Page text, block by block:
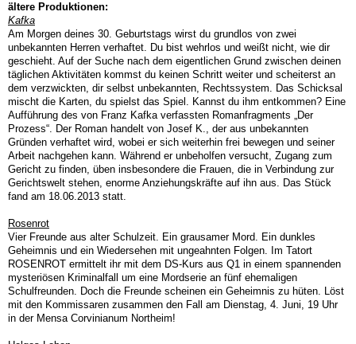
ältere Produktionen:
Kafka
Am Morgen deines 30. Geburtstags wirst du grundlos von zwei
unbekannten Herren verhaftet. Du bist wehrlos und weißt nicht, wie dir
geschieht. Auf der Suche nach dem eigentlichen Grund zwischen deinen
täglichen Aktivitäten kommst du keinen Schritt weiter und scheiterst an
dem verzwickten, dir selbst unbekannten, Rechtssystem. Das Schicksal
mischt die Karten, du spielst das Spiel. Kannst du ihm entkommen? Eine
Aufführung des von Franz Kafka verfassten Romanfragments „Der
Prozess“. Der Roman handelt von Josef K., der aus unbekannten
Gründen verhaftet wird, wobei er sich weiterhin frei bewegen und seiner
Arbeit nachgehen kann. Während er unbeholfen versucht, Zugang zum
Gericht zu finden, üben insbesondere die Frauen, die in Verbindung zur
Gerichtswelt stehen, enorme Anziehungskräfte auf ihn aus. Das Stück
fand am 18.06.2013 statt.
Rosenrot
Vier Freunde aus alter Schulzeit. Ein grausamer Mord. Ein dunkles
Geheimnis und ein Wiedersehen mit ungeahnten Folgen. Im Tatort
ROSENROT ermittelt ihr mit dem DS-Kurs aus Q1 in einem spannenden
mysteriösen Kriminalfall um eine Mordserie an fünf ehemaligen
Schulfreunden. Doch die Freunde scheinen ein Geheimnis zu hüten. Löst
mit den Kommissaren zusammen den Fall am Dienstag, 4. Juni, 19 Uhr
in der Mensa Corvinianum Northeim!